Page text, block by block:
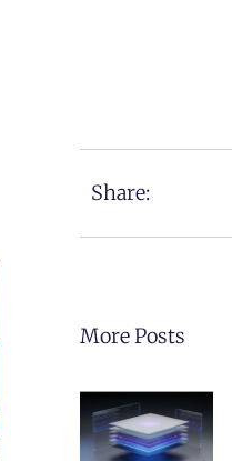
Share:
More Posts